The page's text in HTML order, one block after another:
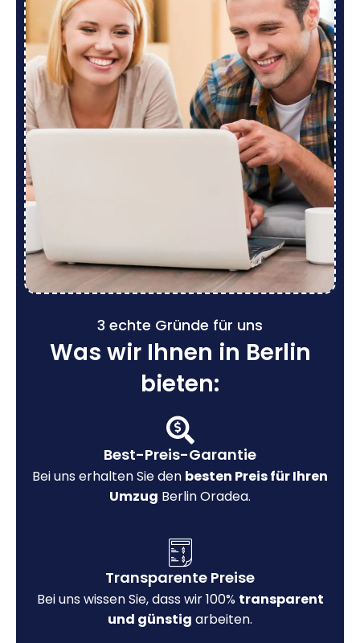
3 echte Gründe für uns
Was wir Ihnen in Berlin
bieten:
Best-Preis-Garantie
Bei uns erhalten Sie den besten Preis für Ihren
Umzug Berlin Oradea.
Transparente Preise
Bei uns wissen Sie, dass wir 100% transparent
und günstig arbeiten.